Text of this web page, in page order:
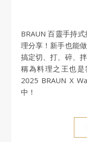
BRAUN 百靈手持式攪拌棒好用嗎？開箱評價＋實測料
理分享！新手也能
搞定切、打、碎、
稱為料理之王也是
2025 BRAUN X
中！